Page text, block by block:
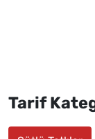
Tarif